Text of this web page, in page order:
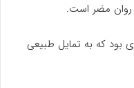
روان مضر است.
بود که به تمایل طبیعی